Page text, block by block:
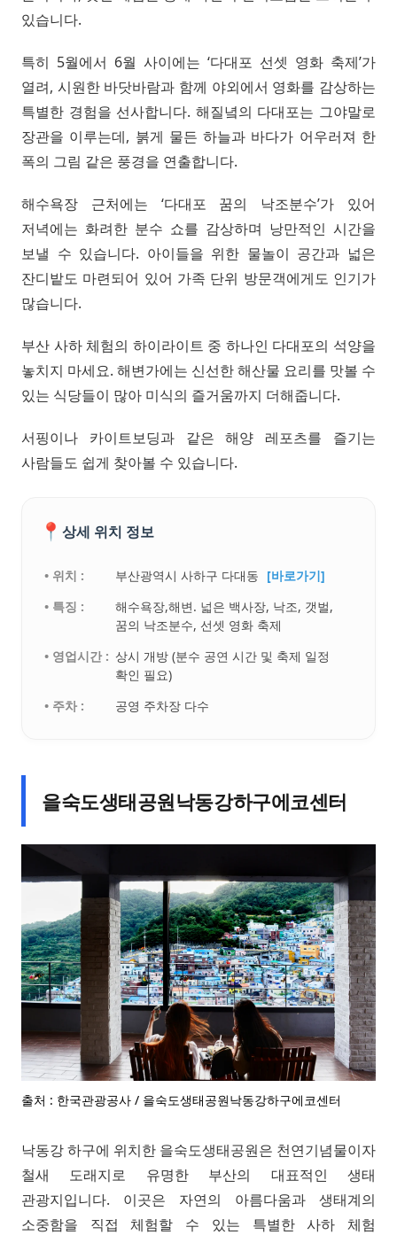
있습니다.
특히 5월에서 6월 사이에는 ‘다대포 선셋 영화 축제’가
열려, 시원한 바닷바람과 함께 야외에서 영화를 감상하는
특별한 경험을 선사합니다. 해질녘의 다대포는 그야말로
장관을 이루는데, 붉게 물든 하늘과 바다가 어우러져 한
폭의 그림 같은 풍경을 연출합니다.
해수욕장 근처에는 ‘다대포 꿈의 낙조분수’가 있어
저녁에는 화려한 분수 쇼를 감상하며 낭만적인 시간을
보낼 수 있습니다. 아이들을 위한 물놀이 공간과 넓은
잔디밭도 마련되어 있어 가족 단위 방문객에게도 인기가
많습니다.
부산 사하 체험의 하이라이트 중 하나인 다대포의 석양을
놓치지 마세요. 해변가에는 신선한 해산물 요리를 맛볼 수
있는 식당들이 많아 미식의 즐거움까지 더해줍니다.
서핑이나 카이트보딩과 같은 해양 레포츠를 즐기는
사람들도 쉽게 찾아볼 수 있습니다.
📍 상세 위치 정보
• 위치 : 부산광역시 사하구 다대동 [바로가기]
• 특징 :
해수욕장,해변. 넓은 백사장, 낙조, 갯벌,
꿈의 낙조분수, 선셋 영화 축제
• 영업시간 : 상시 개방 (분수 공연 시간 및 축제 일정
확인 필요)
• 주차 :
공영 주차장 다수
을숙도생태공원낙동강하구에코센터
출처 : 한국관광공사 / 을숙도생태공원낙동강하구에코센터
낙동강 하구에 위치한 을숙도생태공원은 천연기념물이자
철새 도래지로 유명한 부산의 대표적인 생태
관광지입니다. 이곳은 자연의 아름다움과 생태계의
소중함을 직접 체험할 수 있는 특별한 사하 체험